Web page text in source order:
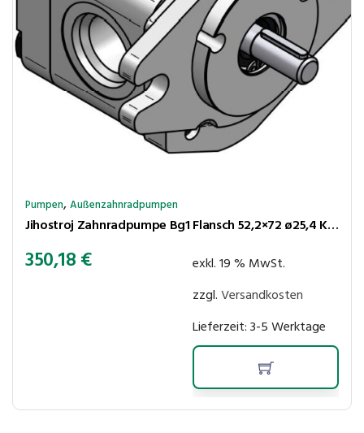
Pumpen,Außenzahnradpumpen
Jihostroj Zahnradpumpe Bg1 Flansch 52,2×72 ø25,4 Kegel 1:8 2,1cm³/U 280bar rechtsl Anschl LK30-30
350,18€
exkl. 19 % MwSt.
zzgl.Versandkosten
Lieferzeit:3-5 Werktage